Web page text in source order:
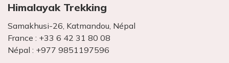
Himalayak Trekking
Samakhusi-26, Katmandou, Népal
France : +33 6 42 31 80 08
Népal : +977 9851197596